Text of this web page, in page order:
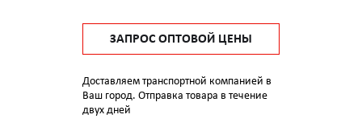
ЗАПРОС ОПТОВОЙ ЦЕНЫ
Доставляем транспортной компанией в
Ваш город. Отправка товара в течение
двух дней